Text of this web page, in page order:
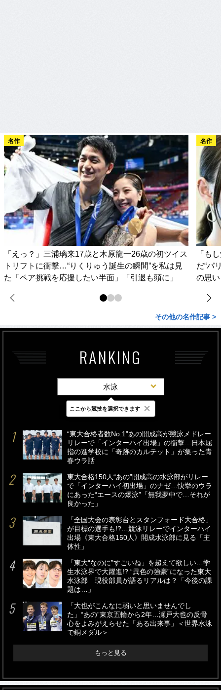
名作
「えっ？」三浦璃来17歳と木原龍一26歳の初ツイス
トリフトに衝撃…“りくりゅう誕生の瞬間”を私は見
た「ペア挑戦を応援したい半面」「引退も頭に」
名作
「も
だ“パ
の思
その他の名作記事 >
RANKING
水泳
最新 24時間 週間
“東大合格者数No.1”あの開成高が競泳メドレー
リレーで「インターハイ出場」の衝撃…日本屈
指の進学校に「奇跡のカルテット」が集った青
春ウラ話
東大合格150人“あの”開成高の水泳部がリレー
で「インターハイ初出場」のナゼ…快挙のウラ
にあった“エースの爆泳”「無我夢中で…それが
良かった」
「全国大会の表彰台とスタンフォード大合格」
が目標の選手も!?…競泳リレーでインターハイ
出場《東大合格150人》開成水泳部に見る「主
体性」
「東大“なのに”すごいね」を超えて欲しい…学
生水泳界で大躍進!? “異色の強豪”になった東大
水泳部 現役部員が語るリアルは？「今後の課
題は…」
「大也がこんなに弱いと思いませんでし
た」“あの”東京五輪から2年…瀬戸大也の反骨
心をよみがえらせた「ある出来事」＜世界水泳
で銅メダル＞
もっと見る
ここから競技を選択できます ×